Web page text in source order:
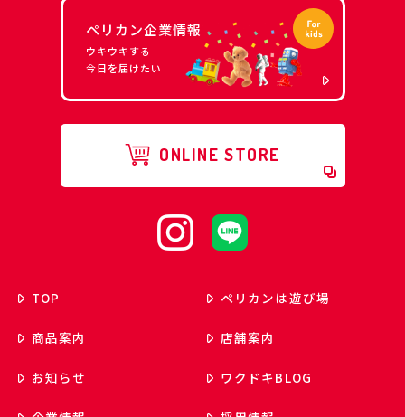
ペリカン企業情報
ウキウキする
今日を届けたい
ONLINE STORE
TOP ペリカンは遊び場
商品案内 店舗案内
お知らせ ワクドキBLOG